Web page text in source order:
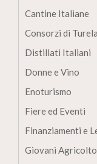
Cantine Italiane
Consorzi di
Distillati Italiani
Donne e Vino
Enoturismo
Fiere ed Eventi
Finanziamenti e
Giovani